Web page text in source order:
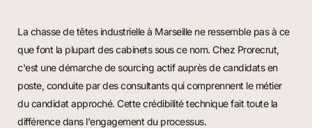
La chasse de têtes industrielle à Marseille ne ressemble pas à ce
que font la plupart des cabinets sous ce nom. Chez Prorecrut,
c'est une démarche de sourcing actif auprès de candidats en
poste, conduite par des consultants qui comprennent le métier
du candidat approché. Cette crédibilité technique fait toute la
différence dans l'engagement du processus.